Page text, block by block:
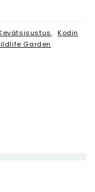
,
Kodin
Garden